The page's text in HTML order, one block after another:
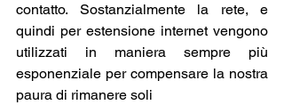
contatto. Sostanzialmente la rete, e
quindi per estensione internet vengono
utilizzati in maniera sempre più
esponenziale per compensare la nostra
paura di rimanere soli